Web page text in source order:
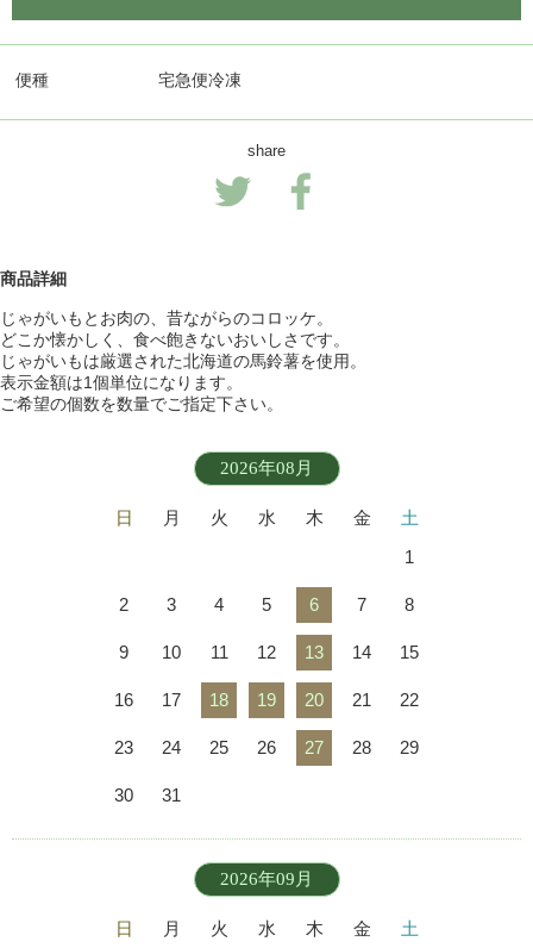
便種 宅急便冷凍
share
商品詳細
じゃがいもとお肉の、昔ながらのコロッケ。
どこか懐かしく、食べ飽きないおいしさです。
じゃがいもは厳選された北海道の馬鈴薯を使用。
表示金額は1個単位になります。
ご希望の個数を数量でご指定下さい。
2026年08月
日 月 火 水 木 金
土
1
2 3 4 5 6 7 8
9 10 11 12 13 14 15
16 17 18 19 20 21 22
23 24 25 26 27 28 29
30 31
2026年09月
日 月 火 水 木 金
土